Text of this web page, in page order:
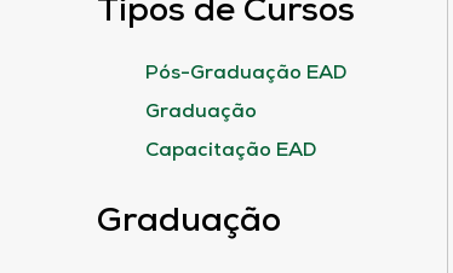
Tipos de Cursos
Pós-Graduação EAD
Graduação
Capacitação EAD
Graduação